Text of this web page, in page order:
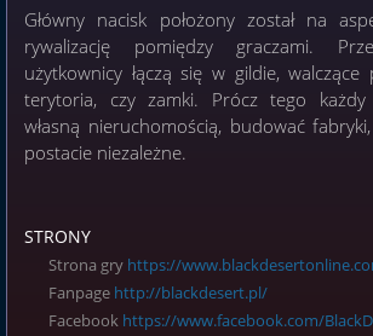
Główny nacisk położony został na
rywalizację pomiędzy graczami.
użytkownicy łączą się w gildie,
terytoria, czy zamki. Prócz tego każdy
własną nieruchomością, budować
postacie niezależne.
STRONY
Strona gry https://
Fanpage http://blackdesert.pl/
Facebook https://www.facebook.com/